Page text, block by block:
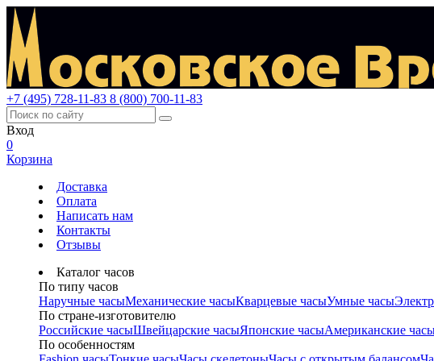
+7 (495) 728-11-83 8 (800) 700-11-83
Вход
0
Корзина
Доставка
Оплата
Написать нам
Контакты
Отзывы
Каталог часов
По типу часов
Наручные часыМеханические часыКварцевые часыУмные часы
По стране-изготовителю
Российские часыШвейцарские часыЯпонские часыАмериканские
По особенностям